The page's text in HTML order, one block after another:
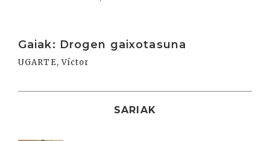
Gaiak: Drogen gaixotasuna
UGARTE, Víctor
SARIAK